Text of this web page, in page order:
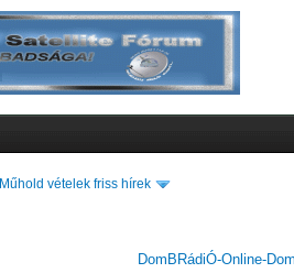
Műhold vételek friss hírek
DomBRádiÓ-Online-